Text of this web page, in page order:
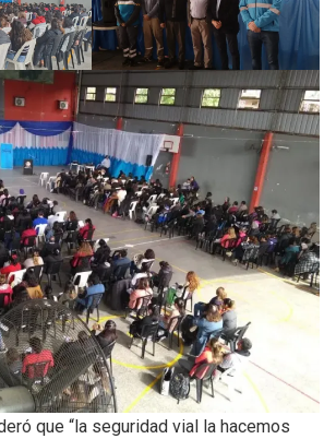
que “la seguridad vial la hacemos